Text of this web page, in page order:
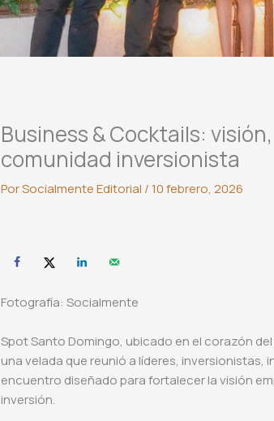
Business & Cocktails:
comunidad inversionista
PorSocialmente Editorial /10 febrero, 2026
Fotografía: Socialmente
Spot Santo Domingo, ubicado en el corazón
una velada que reunió a líderes,
encuentro diseñado para fortalecer la visión
inversión.